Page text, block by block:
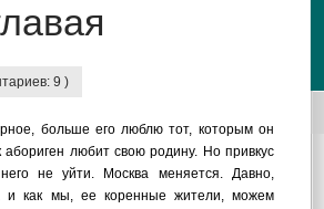
9 )
больше его люблю тот, которым он
любит свою родину. Но привкус
не уйти. Москва меняется. Давно,
и как мы, ее коренные жители, можем